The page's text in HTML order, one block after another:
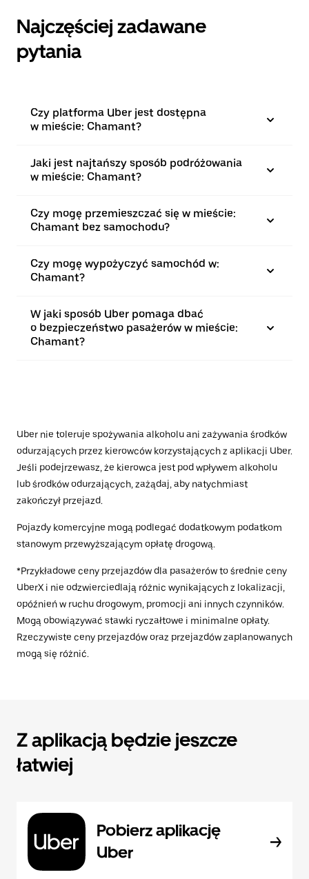
Najczęściej zadawane
pytania
Czy platforma Uber jest dostępna
w mieście: Chamant?
Jaki jest najtańszy sposób podróżowania
w mieście: Chamant?
Czy mogę przemieszczać się w mieście:
Chamant bez samochodu?
Czy mogę wypożyczyć samochód w:
Chamant?
W jaki sposób Uber pomaga dbać
o bezpieczeństwo pasażerów w mieście:
Chamant?
Uber nie toleruje spożywania alkoholu ani zażywania środków
odurzających przez kierowców korzystających z aplikacji Uber.
Jeśli podejrzewasz, że kierowca jest pod wpływem alkoholu
lub środków odurzających, zażądaj, aby natychmiast
zakończył przejazd.
Pojazdy komercyjne mogą podlegać dodatkowym podatkom
stanowym przewyższającym opłatę drogową.
*Przykładowe ceny przejazdów dla pasażerów to średnie ceny
UberX i nie odzwierciedlają różnic wynikających z lokalizacji,
opóźnień w ruchu drogowym, promocji ani innych czynników.
Mogą obowiązywać stawki ryczałtowe i minimalne opłaty.
Rzeczywiste ceny przejazdów oraz przejazdów zaplanowanych
mogą się różnić.
Z aplikacją będzie jeszcze
łatwiej
Pobierz aplikację
Uber